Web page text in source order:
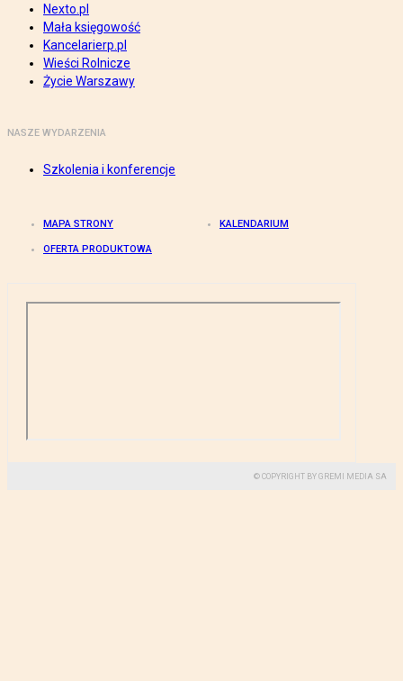
Nexto.pl
Mała księgowość
Kancelarierp.pl
Wieści Rolnicze
Życie Warszawy
NASZE WYDARZENIA
Szkolenia i konferencje
MAPA STRONY KALENDARIUM
OFERTA PRODUKTOWA
© COPYRIGHT BY GREMI MEDIA SA